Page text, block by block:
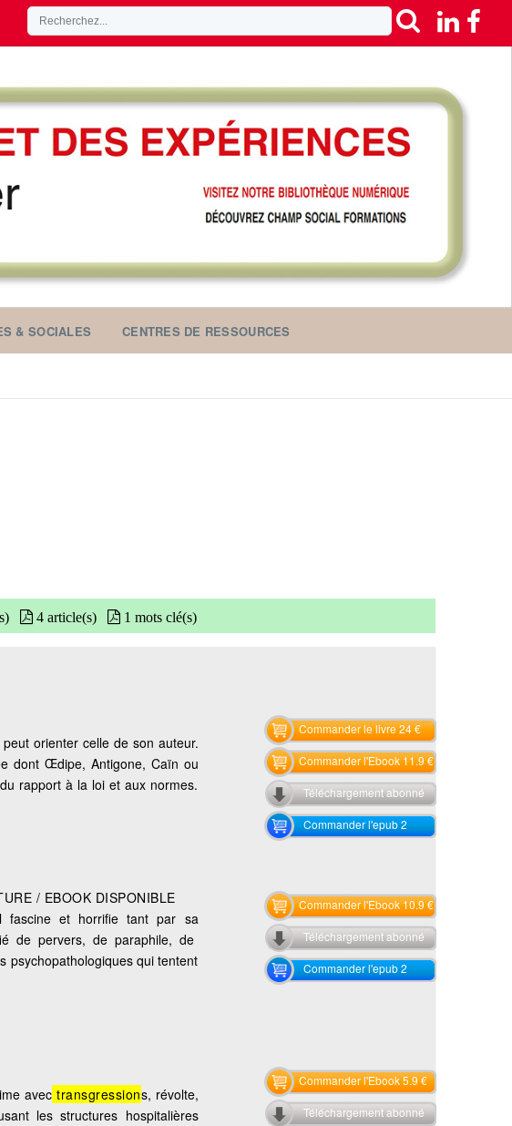
& SOCIALES CENTRES DE RESSOURCES
4 article(s) 1 mots clé(s)
orienter celle de son auteur.
dont Œdipe, Antigone, Caïn ou
rapport à la loi et aux normes.
Commander le livre 24 €
Commander l'Ebook 11.9 €
Téléchargement abonné
Commander l'epub 2
/ EBOOK DISPONIBLE
fascine et horrifie tant par sa
de pervers, de paraphile, de
psychopathologiques qui tentent
Commander l'Ebook 10.9 €
Téléchargement abonné
Commander l'epub 2
avectransgressions, révolte,
les structures hospitalières
Commander l'Ebook 5.9 €
Téléchargement abonné